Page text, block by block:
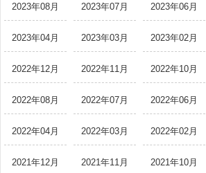
2023年08月 2023年07月 2023年06月
2023年04月 2023年03月 2023年02月
2022年12月 2022年11月 2022年10月
2022年08月 2022年07月 2022年06月
2022年04月 2022年03月 2022年02月
2021年12月 2021年11月 2021年10月